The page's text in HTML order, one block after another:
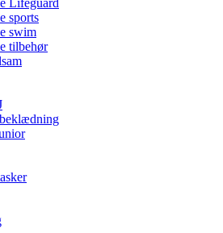
sports
swim
tilbehør